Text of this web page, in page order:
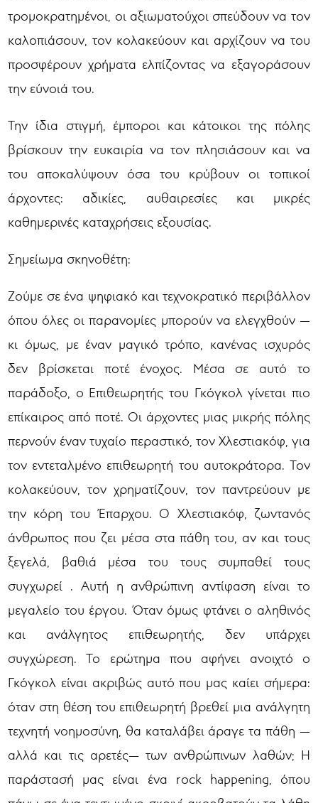
τρομοκρατημένοι, οι αξιωματούχοι σπεύδουν να τον
καλοπιάσουν, τον κολακεύουν και αρχίζουν να του
προσφέρουν χρήματα ελπίζοντας να εξαγοράσουν
την εύνοιά του.
Την ίδια στιγμή, έμποροι και κάτοικοι της πόλης
βρίσκουν την ευκαιρία να τον πλησιάσουν και να
του αποκαλύψουν όσα του κρύβουν οι τοπικοί
άρχοντες: αδικίες, αυθαιρεσίες και μικρές
καθημερινές καταχρήσεις εξουσίας.
Σημείωμα σκηνοθέτη:
Ζούμε σε ένα ψηφιακό και τεχνοκρατικό περιβάλλον
όπου όλες οι παρανομίες μπορούν να ελεγχθούν —
κι όμως, με έναν μαγικό τρόπο, κανένας ισχυρός
δεν βρίσκεται ποτέ ένοχος. Μέσα σε αυτό το
παράδοξο, ο Επιθεωρητής του Γκόγκολ γίνεται πιο
επίκαιρος από ποτέ. Οι άρχοντες μιας μικρής πόλης
περνούν έναν τυχαίο περαστικό, τον Χλεστιακόφ, για
τον εντεταλμένο επιθεωρητή του αυτοκράτορα. Τον
κολακεύουν, τον χρηματίζουν, τον παντρεύουν με
την κόρη του Έπαρχου. Ο Χλεστιακόφ, ζωντανός
άνθρωπος που ζει μέσα στα πάθη του, αν και τους
ξεγελά, βαθιά μέσα του τους συμπαθεί τους
συγχωρεί . Αυτή η ανθρώπινη αντίφαση είναι το
μεγαλείο του έργου. Όταν όμως φτάνει ο αληθινός
και ανάλγητος επιθεωρητής, δεν υπάρχει
συγχώρεση. Το ερώτημα που αφήνει ανοιχτό ο
Γκόγκολ είναι ακριβώς αυτό που μας καίει σήμερα:
όταν στη θέση του επιθεωρητή βρεθεί μια ανάλγητη
τεχνητή νοημοσύνη, θα καταλάβει άραγε τα πάθη —
αλλά και τις αρετές— των ανθρώπινων λαθών; Η
παράστασή μας είναι ένα rock happening, όπου